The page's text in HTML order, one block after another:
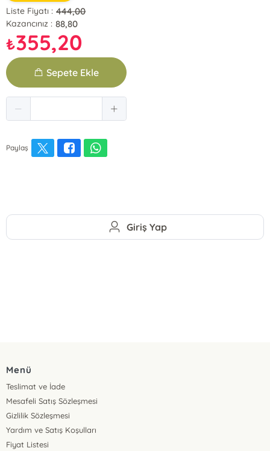
Liste Fiyatı : 444,00
Kazancınız : 88,80
₺355,20
Sepete Ekle
Paylaş
Giriş Yap
Menü
Teslimat ve İade
Mesafeli Satış Sözleşmesi
Gizlilik Sözleşmesi
Yardım ve Satış Koşulları
Fiyat Listesi